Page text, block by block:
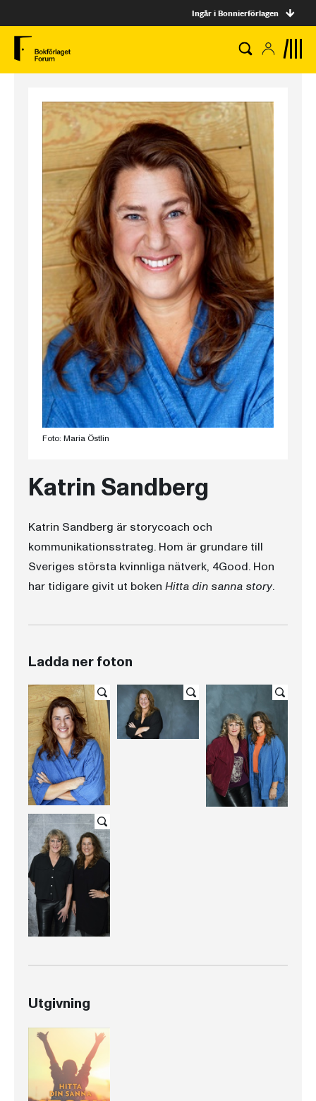
Ingår i Bonnierförlagen
Foto: Maria Östlin
Katrin Sandberg
Katrin Sandberg är storycoach och
kommunikationsstrateg. Hom är grundare till
Sveriges största kvinnliga nätverk, 4Good. Hon
har tidigare givit ut boken Hitta din sanna story.
Ladda ner foton
Utgivning